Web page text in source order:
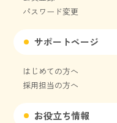
パスワード変更
サポートページ
はじめての方へ
採用担当の方へ
お役立ち情報